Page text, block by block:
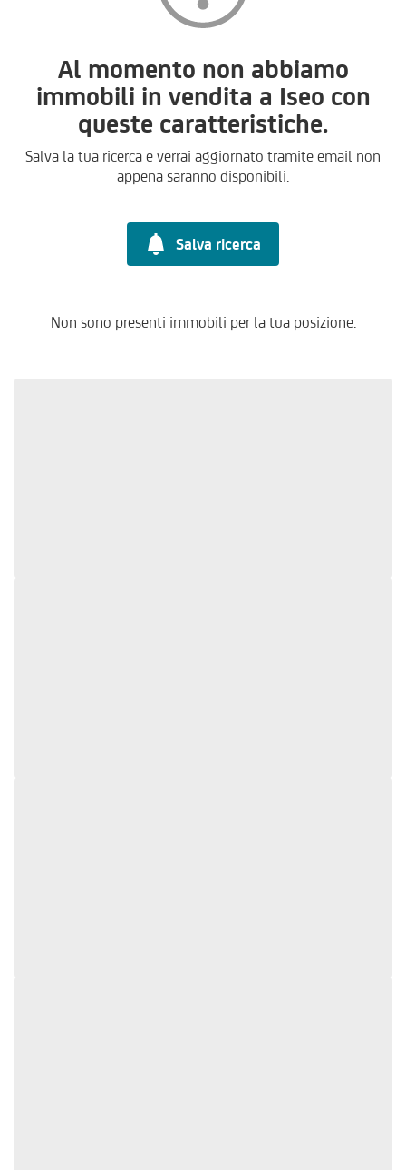
Al momento non abbiamo
immobili in vendita a Iseo con
queste caratteristiche.
Salva la tua ricerca e verrai aggiornato tramite email non
appena saranno disponibili.
Salva ricerca
Non sono presenti immobili per la tua posizione.